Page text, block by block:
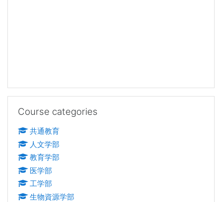
Course categories
共通教育
人文学部
教育学部
医学部
工学部
生物資源学部